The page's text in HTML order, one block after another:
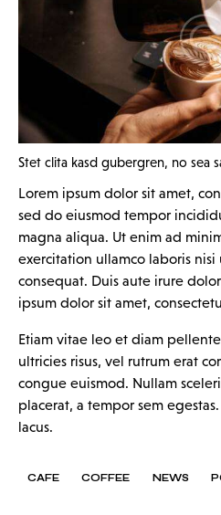
Stet clita kasd gubergren, no sea
Lorem ipsum dolor sit amet,
sed do eiusmod tempor
magna aliqua. Ut enim ad
exercitation ullamco laboris
consequat. Duis aute irure
ipsum dolor sit amet,
Etiam vitae leo et diam
ultricies risus, vel rutrum erat
congue euismod. Nullam
placerat, a tempor sem
lacus.
CAFE COFFEE NEWS